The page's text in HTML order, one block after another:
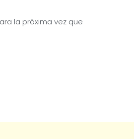
la próxima vez que